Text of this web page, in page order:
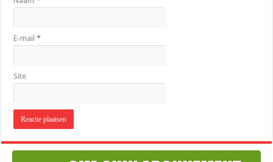
E-mail*
Site